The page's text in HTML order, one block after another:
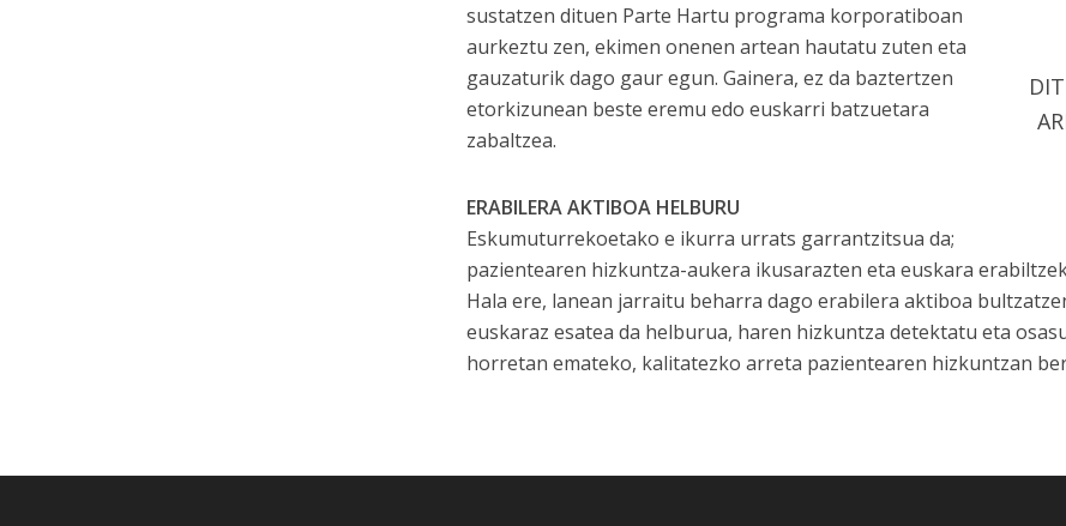
sustatzen dituen Parte Hartu programa korporatiboan
aurkeztu zen, ekimen onenen artean hautatu zuten eta
gauzaturik dago gaur egun. Gainera, ez da baztertzen
etorkizunean beste eremu edo euskarri batzuetara
zabaltzea.
ERABILERA AKTIBOA HELBURU
Eskumuturrekoetako e ikurra urrats garrantzitsua da;
pazientearen hizkuntza-aukera ikusarazten eta euskara
Hala ere, lanean jarraitu beharra dago erabilera aktiboa
euskaraz esatea da helburua, haren hizkuntza detektatu eta
horretan emateko, kalitatezko arreta pazientearen hizkuntzan